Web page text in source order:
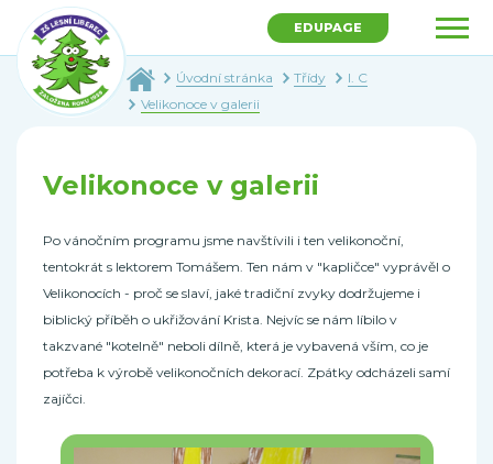
EDUPAGE
Úvodní stránka Třídy
I. C
Velikonoce v galerii
Velikonoce v galerii
Po vánočním programu jsme navštívili i ten velikonoční,
tentokrát s lektorem Tomášem. Ten nám v "kapličce" vyprávěl o
Velikonocích - proč se slaví, jaké tradiční zvyky dodržujeme i
biblický příběh o ukřižování Krista. Nejvíc se nám líbilo v
takzvané "kotelně" neboli dílně, která je vybavená vším, co je
potřeba k výrobě velikonočních dekorací. Zpátky odcházeli samí
zajíčci.